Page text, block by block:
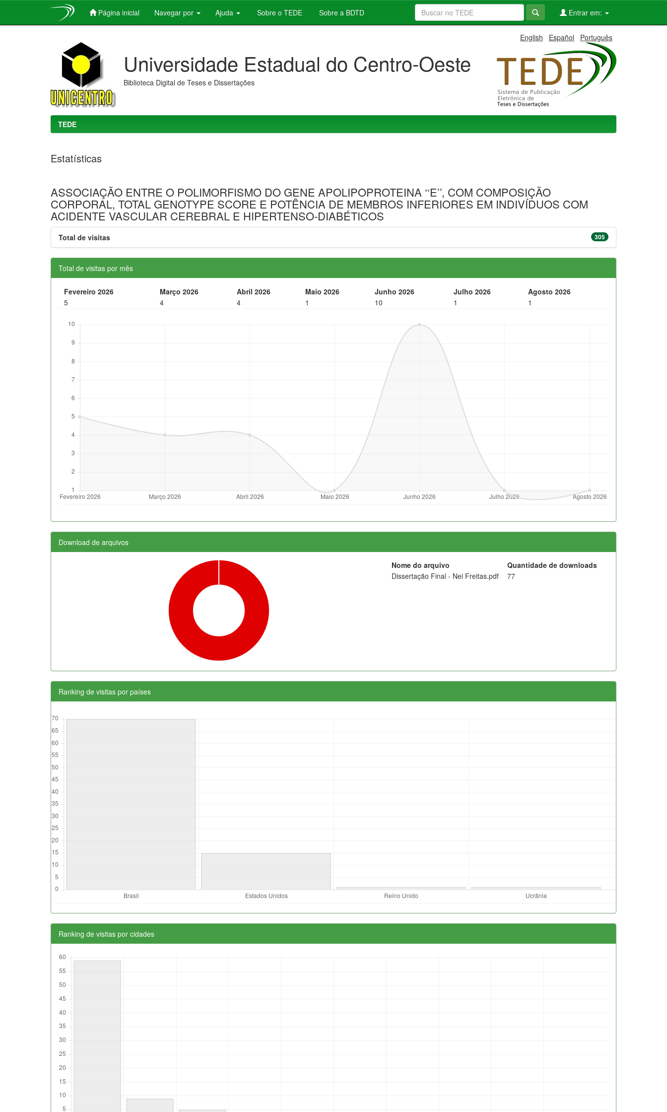
Página inicial Navegar por Ajuda Sobre o TEDE Sobre a BDTD Entrar em:
English Español Português
Universidade Estadual do Centro-Oeste
Biblioteca Digital de Teses e Dissertações
TEDE
Estatísticas
ASSOCIAÇÃO ENTRE O POLIMORFISMO DO GENE APOLIPOPROTEINA ‘‘E’’, COM COMPOSIÇÃO
CORPORAL, TOTAL GENOTYPE SCORE E POTÊNCIA DE MEMBROS INFERIORES EM INDIVÍDUOS COM
ACIDENTE VASCULAR CEREBRAL E HIPERTENSO-DIABÉTICOS
305
Total de visitas
Total de visitas por mês
Fevereiro 2026 Março 2026 Abril 2026 Maio 2026 Junho 2026 Julho 2026
Agosto 2026
5
4 4 1 10 1 1
Download de arquivos
Nome do arquivo
Quantidade de downloads
Dissertação Final - Nei Freitas.pdf
77
Ranking de visitas por países
Ranking de visitas por cidades